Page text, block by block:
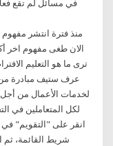
في مسائل لم تقع
منذ فترة انتشر مفهوم
الان طغى مفهوم اخر
ترى ما هو التعليم
عرف ستيف مبادرة من
لخدمات الأعمال من
لكل المتعاملين في
شريط القائمة، ثم